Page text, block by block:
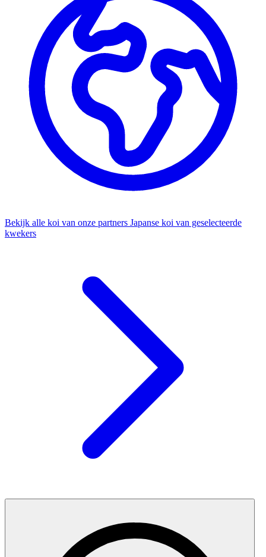
Bekijk alle koi van onze partners Japanse koi van geselecteerde
kwekers